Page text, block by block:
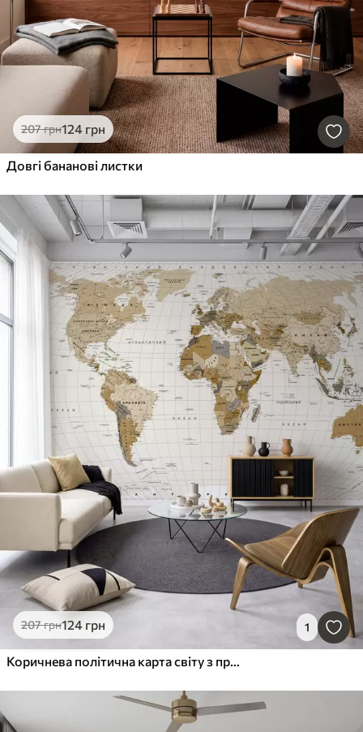
207грн124 грн
Довгі бананові листки
207грн124 грн 1
Коричнева політична карта світу з прапорами на українській мові